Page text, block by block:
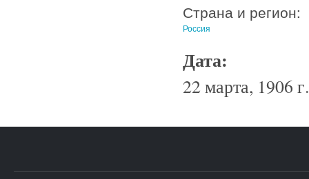
Страна и регион:
Россия
Дата:
22 марта, 1906 г.